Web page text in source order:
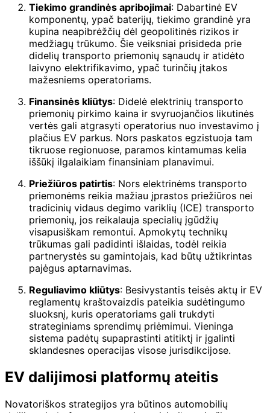
Tiekimo grandinės apribojimai: Dabartinė EV
komponentų, ypač baterijų, tiekimo grandinė yra
kupina neapibrėžčių dėl geopolitinės rizikos ir
medžiagų trūkumo. Šie veiksniai prisideda prie
didelių transporto priemonių sąnaudų ir atidėto
laivyno elektrifikavimo, ypač turinčių įtakos
mažesniems operatoriams.
Finansinės kliūtys: Didelė elektrinių transporto
priemonių pirkimo kaina ir svyruojančios likutinės
vertės gali atgrasyti operatorius nuo investavimo į
plačius EV parkus. Nors paskatos egzistuoja tam
tikruose regionuose, paramos kintamumas kelia
iššūkį ilgalaikiam finansiniam planavimui.
Priežiūros patirtis: Nors elektrinėms transporto
priemonėms reikia mažiau įprastos priežiūros nei
tradicinių vidaus degimo variklių (ICE) transporto
priemonių, jos reikalauja specialių įgūdžių
visapusiškam remontui. Apmokytų technikų
trūkumas gali padidinti išlaidas, todėl reikia
partnerystės su gamintojais, kad būtų užtikrintas
pajėgus aptarnavimas.
Reguliavimo kliūtys: Besivystantis teisės aktų ir EV
reglamentų kraštovaizdis pateikia sudėtingumo
sluoksnį, kuris operatoriams gali trukdyti
strateginiams sprendimų priėmimui. Vieninga
sistema padėtų supaprastinti atitiktį ir įgalinti
sklandesnes operacijas visose jurisdikcijose.
EV dalijimosi platformų ateitis
Novatoriškos strategijos yra būtinos automobilių